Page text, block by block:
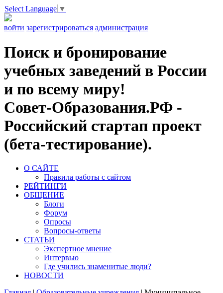
Select Language ▼
войти зарегистрироваться администрация
Поиск и бронирование
учебных заведений в России
и по всему миру!
Совет-Образования.РФ -
Российский стартап проект
(бета-тестирование).
О САЙТЕ
Правила работы с сайтом
РЕЙТИНГИ
ОБЩЕНИЕ
Блоги
Форум
Опросы
Вопросы-ответы
СТАТЬИ
Экспертное мнение
Интервью
Где учились знаменитые люди?
НОВОСТИ